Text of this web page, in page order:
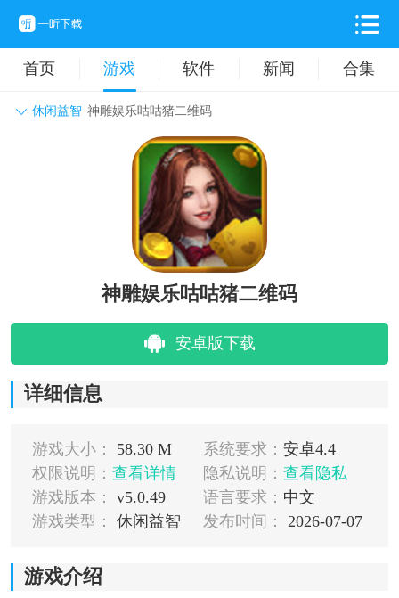
首页 游戏 软件 新闻 合集
休闲益智 神雕娱乐咕咕猪二维码
动作格斗 休闲益智
卡牌对战 音乐舞蹈
挂机养成
神雕娱乐咕咕猪二维码
安卓版下载
详细信息
游戏大小： 58.30 M 系统要求： 安卓4.4
权限说明： 查看详情 隐私说明： 查看隐私
游戏版本：
v5.0.49 语言要求： 中文
游戏类型：
休闲益智 发布时间： 2026-07-07
游戏介绍